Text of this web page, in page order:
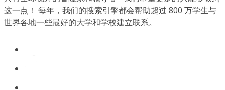
这一点！ 每年，我们的搜索引擎都会帮助超过 800 万学生与
世界各地一些最好的大学和学校建立联系。